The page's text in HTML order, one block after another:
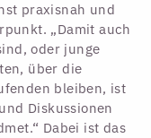
praxisnah und
„Damit auch
oder junge
über die
bleiben, ist
Diskussionen
Dabei ist das